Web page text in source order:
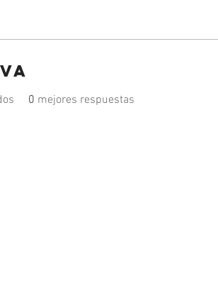
0 mejores respuestas